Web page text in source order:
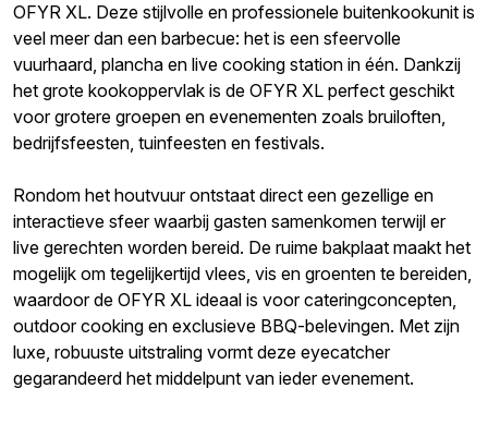
OFYR XL. Deze stijlvolle en professionele buitenkookunit is
veel meer dan een barbecue: het is een sfeervolle
vuurhaard, plancha en live cooking station in één. Dankzij
het grote kookoppervlak is de OFYR XL perfect geschikt
voor grotere groepen en evenementen zoals bruiloften,
bedrijfsfeesten, tuinfeesten en festivals.
Rondom het houtvuur ontstaat direct een gezellige en
interactieve sfeer waarbij gasten samenkomen terwijl er
live gerechten worden bereid. De ruime bakplaat maakt het
mogelijk om tegelijkertijd vlees, vis en groenten te bereiden,
waardoor de OFYR XL ideaal is voor cateringconcepten,
outdoor cooking en exclusieve BBQ-belevingen. Met zijn
luxe, robuuste uitstraling vormt deze eyecatcher
gegarandeerd het middelpunt van ieder evenement.